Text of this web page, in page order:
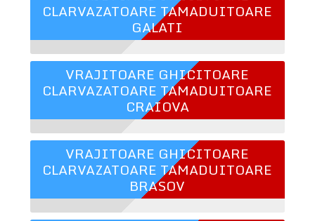
CLARVAZATOARE TAMADUITOARE
GALATI
VRAJITOARE GHICITOARE
CLARVAZATOARE TAMADUITOARE
CRAIOVA
VRAJITOARE GHICITOARE
CLARVAZATOARE TAMADUITOARE
BRASOV